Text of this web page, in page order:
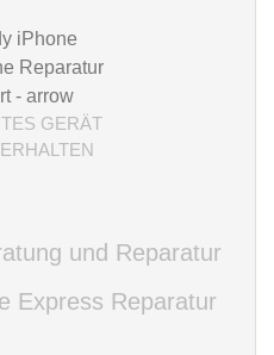
GERÄT
und Reparatur
Express Reparatur